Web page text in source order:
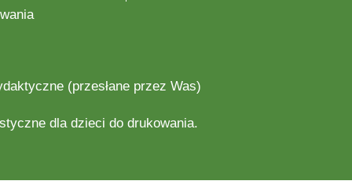
(przesłane przez Was)
dla dzieci do drukowania.